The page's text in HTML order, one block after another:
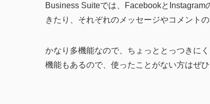
Business Suiteでは、Facebookと
きたり、それぞれのメッセージやコメントの
かなり多機能なので、ちょっととっつきに
機能もあるので、使ったことがない方はぜ